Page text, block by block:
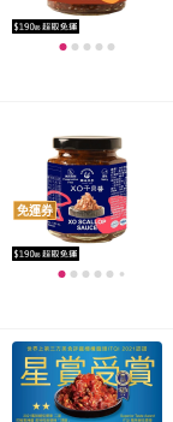
免運券